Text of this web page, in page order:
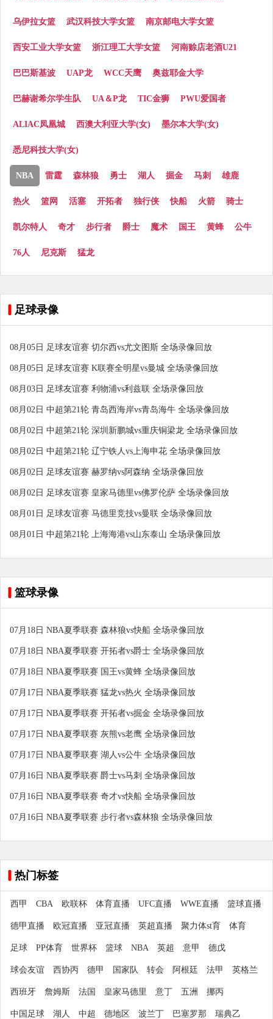
乌伊拉女篮 武汉科技大学女篮 南京邮电大学女篮
西安工业大学女篮 浙江理工大学女篮 河南赊店老酒U21
巴巴斯基波 UAP龙 WCC天鹰 奥兹耶金大学
巴赫谢希尔学生队 UA＆P龙 TIC金狮 PWU爱国者
ALIAC凤凰城 西澳大利亚大学(女) 墨尔本大学(女)
悉尼科技大学(女)
NBA 雷霆 森林狼 勇士 湖人 掘金 马刺 雄鹿
热火 篮网 活塞 开拓者 独行侠 快船 火箭 骑士
凯尔特人 奇才 步行者 爵士 魔术 国王 黄蜂 公牛
76人 尼克斯 猛龙
足球录像
08月05日 足球友谊赛 切尔西vs尤文图斯 全场录像回放
08月05日 足球友谊赛 K联赛全明星vs曼城 全场录像回放
08月03日 足球友谊赛 利物浦vs利兹联 全场录像回放
08月02日 中超第21轮 青岛西海岸vs青岛海牛 全场录像回放
08月02日 中超第21轮 深圳新鹏城vs重庆铜梁龙 全场录像回放
08月02日 中超第21轮 辽宁铁人vs上海申花 全场录像回放
08月02日 足球友谊赛 赫罗纳vs阿森纳 全场录像回放
08月02日 足球友谊赛 皇家马德里vs佛罗伦萨 全场录像回放
08月01日 足球友谊赛 马德里竞技vs曼联 全场录像回放
08月01日 中超第21轮 上海海港vs山东泰山 全场录像回放
篮球录像
07月18日 NBA夏季联赛 森林狼vs快船 全场录像回放
07月18日 NBA夏季联赛 开拓者vs爵士 全场录像回放
07月18日 NBA夏季联赛 国王vs黄蜂 全场录像回放
07月17日 NBA夏季联赛 猛龙vs热火 全场录像回放
07月17日 NBA夏季联赛 开拓者vs掘金 全场录像回放
07月17日 NBA夏季联赛 灰熊vs老鹰 全场录像回放
07月17日 NBA夏季联赛 湖人vs公牛 全场录像回放
07月16日 NBA夏季联赛 爵士vs马刺 全场录像回放
07月16日 NBA夏季联赛 奇才vs快船 全场录像回放
07月16日 NBA夏季联赛 步行者vs森林狼 全场录像回放
热门标签
西甲 CBA 欧联杯 体育直播 UFC直播 WWE直播 篮球直播
德甲直播 欧冠直播 亚冠直播 英超直播 聚力体st育 体育
足球 PP体育 世界杯 篮球 NBA 英超 意甲 德戊
球会友谊 西协丙 德甲 国家队 转会 阿根廷 法甲 英格兰
西班牙 詹姆斯 法国 皇家马德里 意丁 五洲 挪丙
中国足球 湖人 中超 德地区 波兰丁 巴塞罗那 瑞典乙